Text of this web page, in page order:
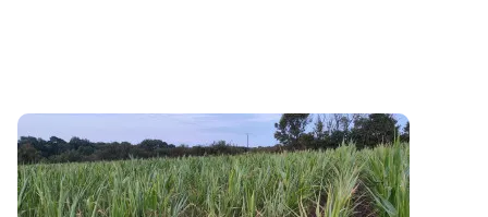
Valeur alimentaire : qu’attendre d’un maïs
fourrage récolté sans épi ?
La campagne 2026 est marquée par des épisodes